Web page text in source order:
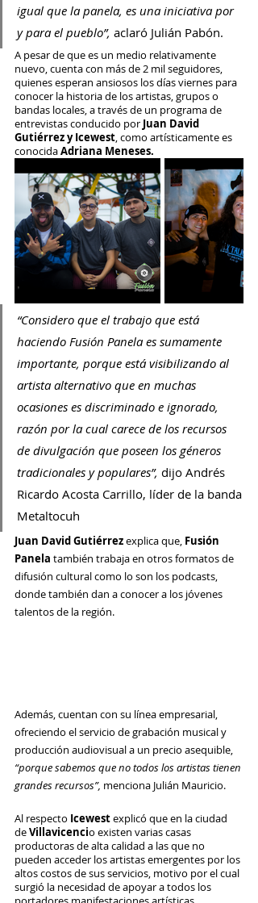
igual que la panela, es una iniciativa por
y para el pueblo”, aclaró Julián Pabón.
A pesar de que es un medio relativamente
nuevo, cuenta con más de 2 mil seguidores,
quienes esperan ansiosos los días viernes para
conocer la historia de los artistas, grupos o
bandas locales, a través de un programa de
entrevistas conducido por Juan David
Gutiérrez y Icewest, como artísticamente es
conocida Adriana Meneses.
“Considero que el trabajo que está
haciendo Fusión Panela es sumamente
importante, porque está visibilizando al
artista alternativo que en muchas
ocasiones es discriminado e ignorado,
razón por la cual carece de los recursos
de divulgación que poseen los géneros
tradicionales y populares”, dijo Andrés
Ricardo Acosta Carrillo, líder de la banda
Metaltocuh
Juan David Gutiérrez explica que, Fusión
Panela también trabaja en otros formatos de
difusión cultural como lo son los podcasts,
donde también dan a conocer a los jóvenes
talentos de la región.
Además, cuentan con su línea empresarial,
ofreciendo el servicio de grabación musical y
producción audiovisual a un precio asequible,
“porque sabemos que no todos los artistas tienen
grandes recursos”, menciona Julián Mauricio.
Al respecto Icewest explicó que en la ciudad
de Villavicencio existen varias casas
productoras de alta calidad a las que no
pueden acceder los artistas emergentes por los
altos costos de sus servicios, motivo por el cual
surgió la necesidad de apoyar a todos los